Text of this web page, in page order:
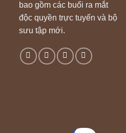
bao gồm các buổi ra mắt
độc quyền trực tuyến và bộ
sưu tập mới.